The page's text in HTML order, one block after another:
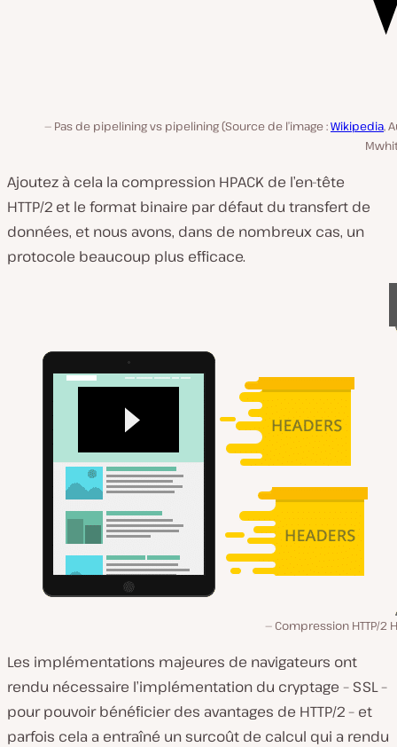
Pas de pipelining vs pipelining (Source de l’image :Wikipedia,
Ajoutez à cela la compression HPACK de l’en-tête
HTTP/2 et le format binaire par défaut du transfert de
données, et nous avons, dans de nombreux cas, un
protocole beaucoup plus efficace.
Compression HTTP/2
Les implémentations majeures de navigateurs ont
rendu nécessaire l’implémentation du cryptage – SSL –
pour pouvoir bénéficier des avantages de HTTP/2 – et
parfois cela a entraîné un surcoût de calcul qui a rendu